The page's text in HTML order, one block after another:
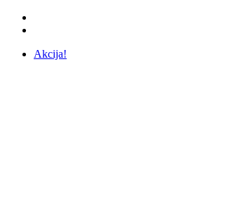
Akcija!